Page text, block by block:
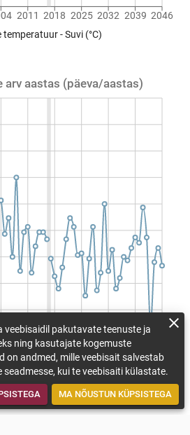
2011 2018 2025 2032 2039 2046
temperatuur - Suvi (°C)
arv aastas (päeva/aastas)
2011 2018 2025 2032 2039
arv aastas (päeva/aastas)
TAGASI KAARDILE
veebisaidil pakutavate teenuste ja
ning kasutajate kogemuste
on andmed, mille veebisait salvestab
kui te veebisaiti külastate.
MA NÕUSTUN KÜPSISTEGA